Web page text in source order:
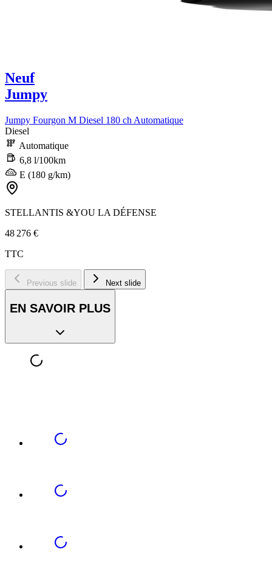
Neuf
Jumpy
Jumpy Fourgon M Diesel 180 ch Automatique
Diesel
Automatique
6,8 l/100km
E (180 g/km)
STELLANTIS &YOU LA DÉFENSE
48 276 €
TTC
Previous slide Next slide
EN SAVOIR PLUS